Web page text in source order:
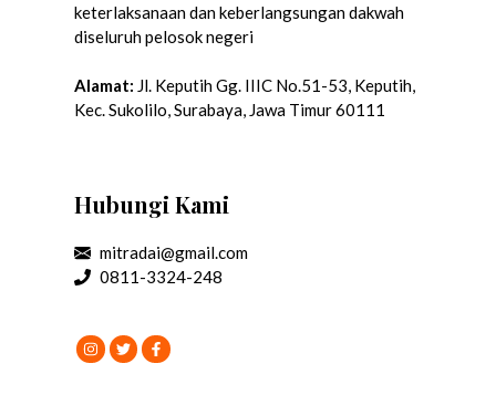
keterlaksanaan dan keberlangsungan dakwah
diseluruh pelosok negeri
Alamat: Jl. Keputih Gg. IIIC No.51-53, Keputih,
Kec. Sukolilo, Surabaya, Jawa Timur 60111
Hubungi Kami
mitradai@gmail.com
0811-3324-248